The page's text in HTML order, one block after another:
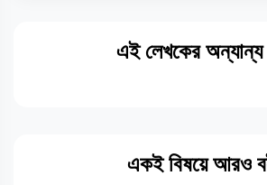
এই লেখকের
একই বিষয়ে আরও